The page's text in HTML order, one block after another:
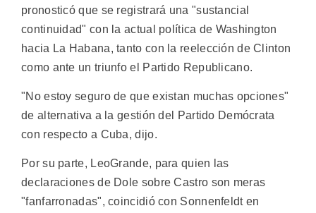
pronosticó que se registrará una "sustancial
continuidad" con la actual política de Washington
hacia La Habana, tanto con la reelección de Clinton
como ante un triunfo el Partido Republicano.
"No estoy seguro de que existan muchas opciones"
de alternativa a la gestión del Partido Demócrata
con respecto a Cuba, dijo.
Por su parte, LeoGrande, para quien las
declaraciones de Dole sobre Castro son meras
"fanfarronadas", coincidió con Sonnenfeldt en